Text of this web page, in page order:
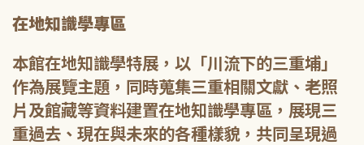
在地知識學專區
本館在地知識學特展，以「川流下的三重埔」
作為展覽主題，同時蒐集三重相關文獻、老照
片及館藏等資料建置在地知識學專區，展現三
重過去、現在與未來的各種樣貌，共同呈現過